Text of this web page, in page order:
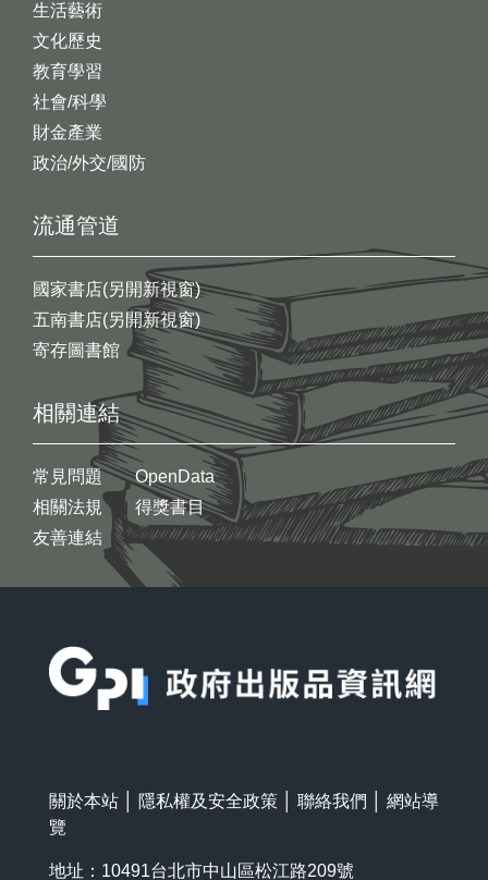
生活藝術
文化歷史
教育學習
社會/科學
財金產業
政治/外交/國防
流通管道
國家書店(另開新視窗)
五南書店(另開新視窗)
寄存圖書館
相關連結
常見問題
相關法規
友善連結
OpenData
得獎書目
關於本站 隱私權及安全政策 聯絡我們
網站導
覽
地址：10491台北市中山區松江路209號